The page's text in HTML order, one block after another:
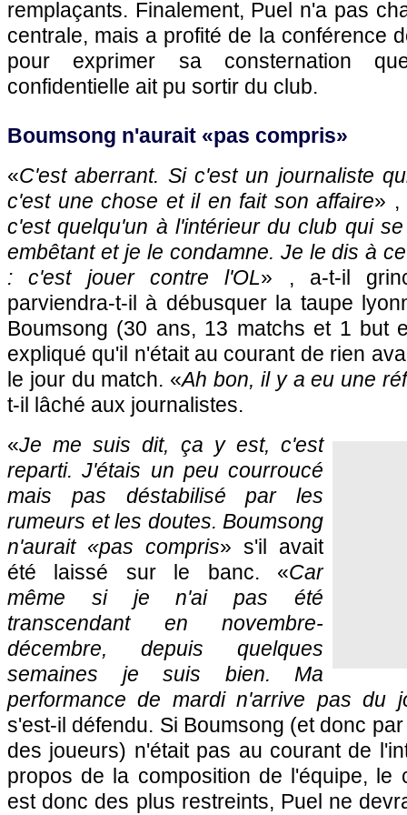
remplaçants. Finalement, Puel n'a pas
centrale, mais a profité de la conférence
pour exprimer sa consternation
confidentielle ait pu sortir du club.
Boumsong n'aurait «pas compris»
«C'est aberrant. Si c'est un journaliste
c'est une chose et il en fait son affaire» ,
c'est quelqu'un à l'intérieur du club qui
embêtant et je le condamne. Je le dis à
: c'est jouer contrel'OL» , a-t-il
parviendra-t-il à débusquer la taupe
Boumsong (30 ans, 13 matchs et 1 but
expliqué qu'il n'était au courant de rien
le jour du match. «Ah bon, il y a eu une
t-il lâché aux journalistes.
«Je me suis dit, ça y est, c'est
reparti. J'étais un peu courroucé
mais pas déstabilisé par les
rumeurs et les doutes. Boumsong
n'aurait «pas compris» s'il avait
été laissé sur le banc. «Car
même si je n'ai pas été
transcendant en novembre-
décembre, depuis quelques
semaines je suis bien. Ma
performance de mardi n'arrive pas du
s'est-il défendu. Si Boumsong (et donc
des joueurs) n'était pas au courant de
propos de la composition de l'équipe, le
est donc des plus restreints, Puel ne